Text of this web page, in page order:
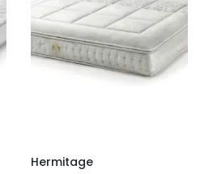
Hermitage